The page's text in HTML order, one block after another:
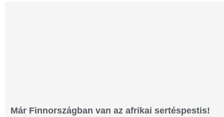
Már Finnországban van az afrikai sertéspestis!